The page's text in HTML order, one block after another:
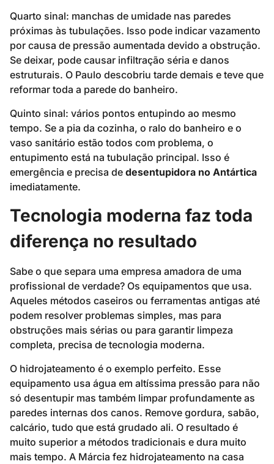
Quarto sinal: manchas de umidade nas paredes
próximas às tubulações. Isso pode indicar vazamento
por causa de pressão aumentada devido a obstrução.
Se deixar, pode causar infiltração séria e danos
estruturais. O Paulo descobriu tarde demais e teve que
reformar toda a parede do banheiro.
Quinto sinal: vários pontos entupindo ao mesmo
tempo. Se a pia da cozinha, o ralo do banheiro e o
vaso sanitário estão todos com problema, o
entupimento está na tubulação principal. Isso é
emergência e precisa de desentupidora no Antártica
imediatamente.
Tecnologia moderna faz toda
diferença no resultado
Sabe o que separa uma empresa amadora de uma
profissional de verdade? Os equipamentos que usa.
Aqueles métodos caseiros ou ferramentas antigas até
podem resolver problemas simples, mas para
obstruções mais sérias ou para garantir limpeza
completa, precisa de tecnologia moderna.
O hidrojateamento é o exemplo perfeito. Esse
equipamento usa água em altíssima pressão para não
só desentupir mas também limpar profundamente as
paredes internas dos canos. Remove gordura, sabão,
calcário, tudo que está grudado ali. O resultado é
muito superior a métodos tradicionais e dura muito
mais tempo. A Márcia fez hidrojateamento na casa